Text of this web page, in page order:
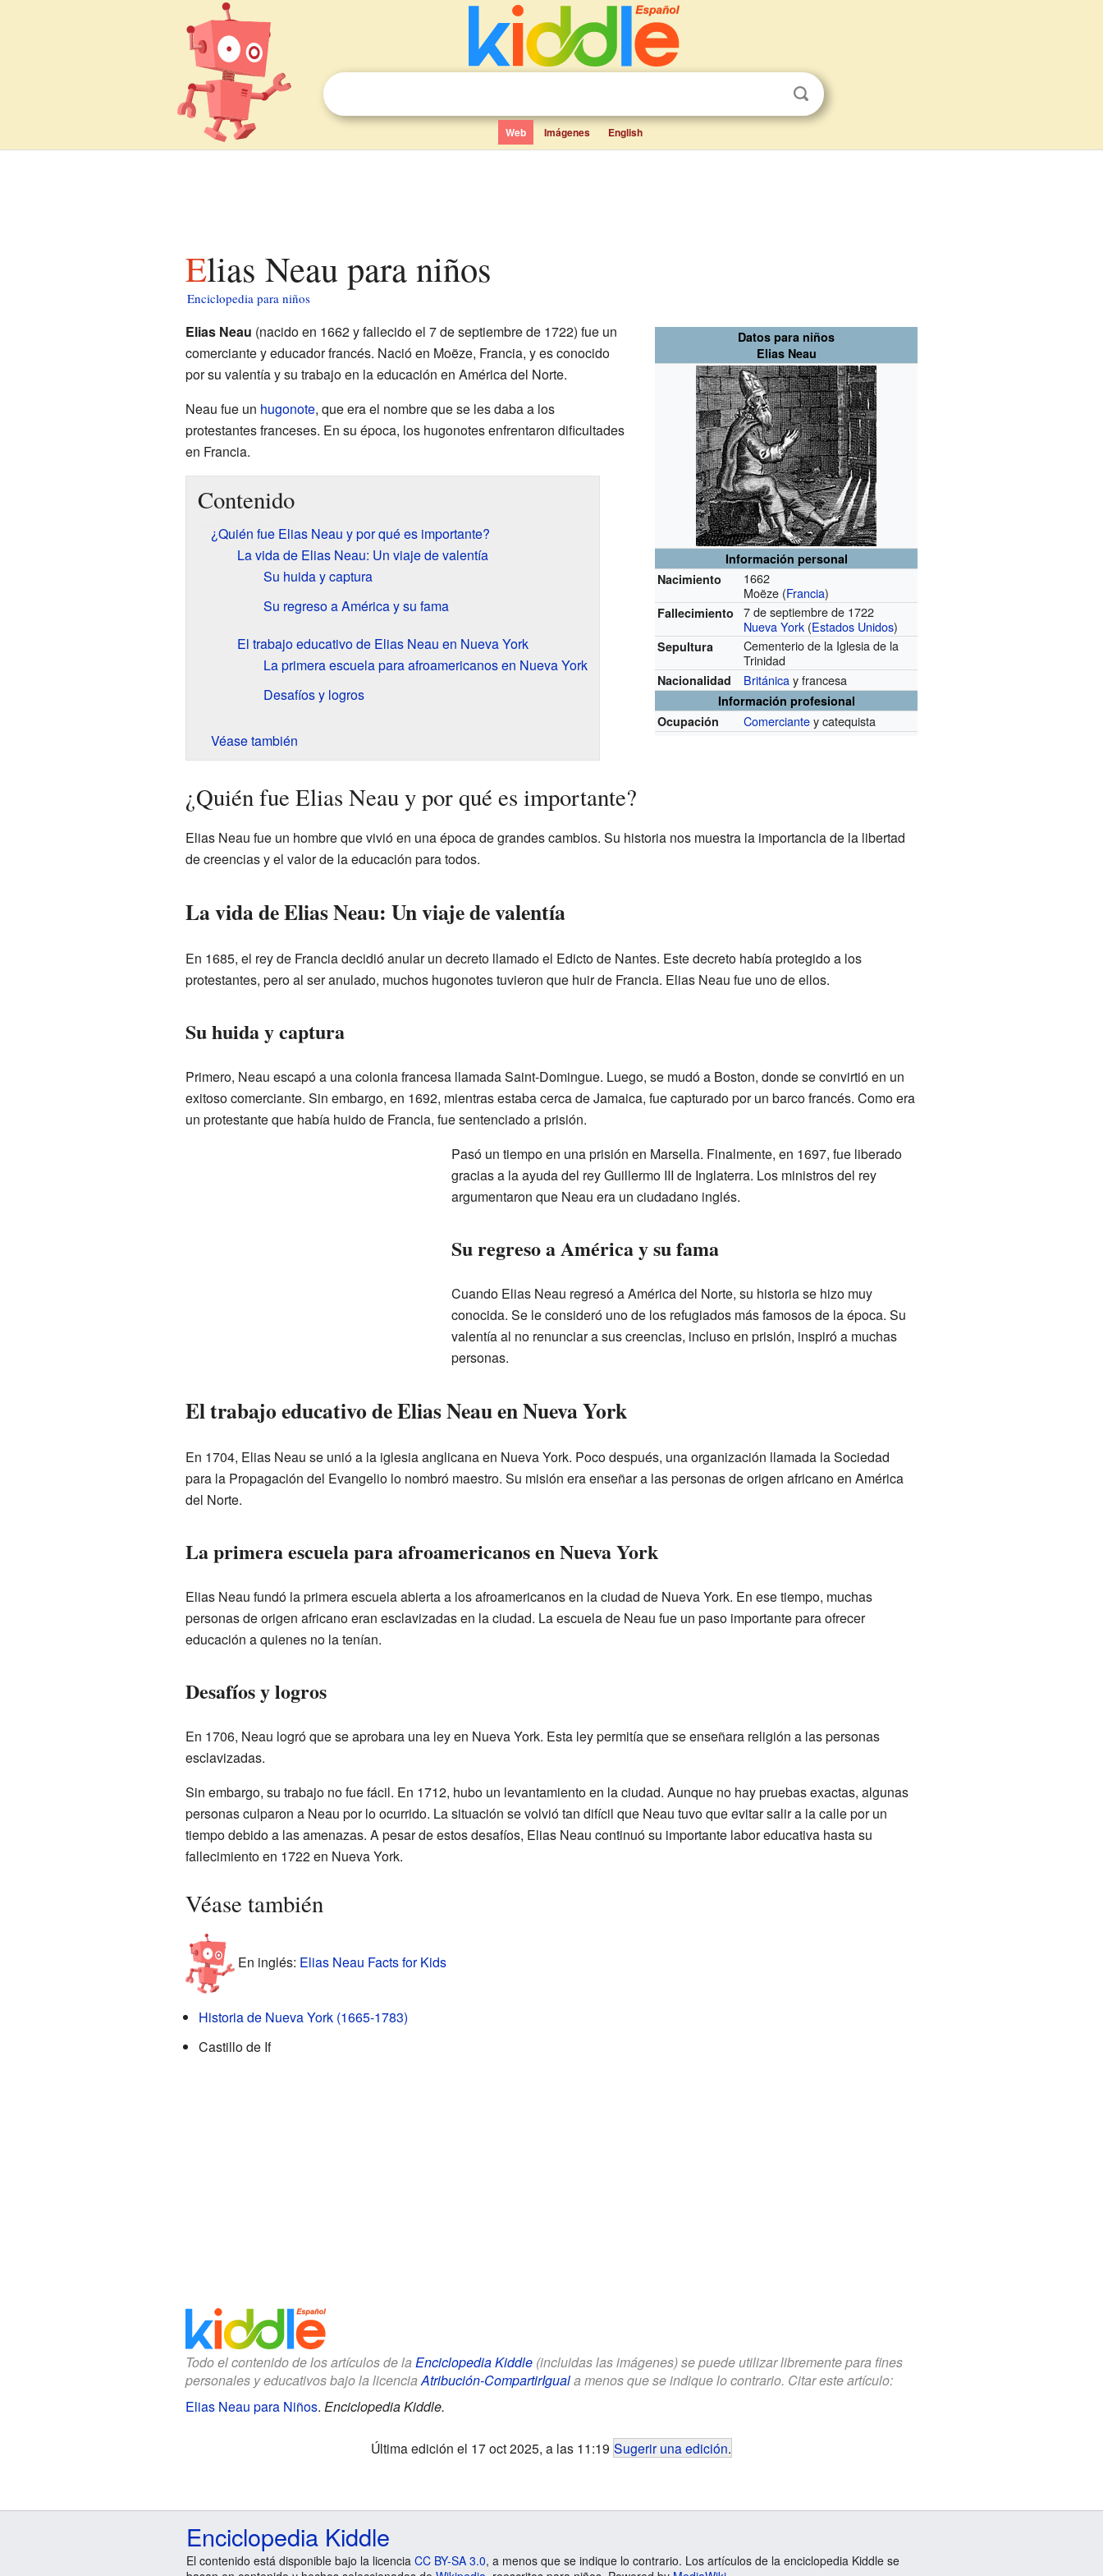
Web Imágenes English
Elias Neau para niños
Enciclopedia para niños
Datos para niños
Elias Neau
Información personal
Nacimiento
1662
Moëze (Francia)
Fallecimiento
7 de septiembre de 1722
Nueva York (Estados Unidos)
Sepultura
Cementerio de la Iglesia de la
Trinidad
Nacionalidad Británicay francesa
Información profesional
Ocupación
Comerciantey catequista
Elias Neau (nacido en 1662 y fallecido el 7 de septiembre de 1722) fue un
comerciante y educador francés. Nació en Moëze, Francia, y es conocido
por su valentía y su trabajo en la educación en América del Norte.
Neau fue un hugonote, que era el nombre que se les daba a los
protestantes franceses. En su época, los hugonotes enfrentaron dificultades
en Francia.
Contenido
¿Quién fue Elias Neau y por qué es importante?
La vida de Elias Neau: Un viaje de valentía
Su huida y captura
Su regreso a América y su fama
El trabajo educativo de Elias Neau en Nueva York
La primera escuela para afroamericanos en Nueva York
Desafíos y logros
Véase también
¿Quién fue Elias Neau y por qué es importante?
Elias Neau fue un hombre que vivió en una época de grandes cambios. Su historia nos muestra la importancia de la libertad
de creencias y el valor de la educación para todos.
La vida de Elias Neau: Un viaje de valentía
En 1685, el rey de Francia decidió anular un decreto llamado el Edicto de Nantes. Este decreto había protegido a los
protestantes, pero al ser anulado, muchos hugonotes tuvieron que huir de Francia. Elias Neau fue uno de ellos.
Su huida y captura
Primero, Neau escapó a una colonia francesa llamada Saint-Domingue. Luego, se mudó a Boston, donde se convirtió en un
exitoso comerciante. Sin embargo, en 1692, mientras estaba cerca de Jamaica, fue capturado por un barco francés. Como era
un protestante que había huido de Francia, fue sentenciado a prisión.
Pasó un tiempo en una prisión en Marsella. Finalmente, en 1697, fue liberado
gracias a la ayuda del rey Guillermo III de Inglaterra. Los ministros del rey
argumentaron que Neau era un ciudadano inglés.
Su regreso a América y su fama
Cuando Elias Neau regresó a América del Norte, su historia se hizo muy
conocida. Se le consideró uno de los refugiados más famosos de la época. Su
valentía al no renunciar a sus creencias, incluso en prisión, inspiró a muchas
personas.
El trabajo educativo de Elias Neau en Nueva York
En 1704, Elias Neau se unió a la iglesia anglicana en Nueva York. Poco después, una organización llamada la Sociedad
para la Propagación del Evangelio lo nombró maestro. Su misión era enseñar a las personas de origen africano en América
del Norte.
La primera escuela para afroamericanos en Nueva York
Elias Neau fundó la primera escuela abierta a los afroamericanos en la ciudad de Nueva York. En ese tiempo, muchas
personas de origen africano eran esclavizadas en la ciudad. La escuela de Neau fue un paso importante para ofrecer
educación a quienes no la tenían.
Desafíos y logros
En 1706, Neau logró que se aprobara una ley en Nueva York. Esta ley permitía que se enseñara religión a las personas
esclavizadas.
Sin embargo, su trabajo no fue fácil. En 1712, hubo un levantamiento en la ciudad. Aunque no hay pruebas exactas, algunas
personas culparon a Neau por lo ocurrido. La situación se volvió tan difícil que Neau tuvo que evitar salir a la calle por un
tiempo debido a las amenazas. A pesar de estos desafíos, Elias Neau continuó su importante labor educativa hasta su
fallecimiento en 1722 en Nueva York.
Véase también
En inglés: Elias Neau Facts for Kids
Historia de Nueva York (1665-1783)
Castillo de If
Todo el contenido de los artículos de la Enciclopedia Kiddle(incluidas las imágenes) se puede utilizar libremente para fines
personales y educativos bajo la licenciaAtribución-CompartirIguala menos que se indique lo contrario. Citar este artículo:
Elias Neau para Niños. Enciclopedia Kiddle.
Última edición el 17 oct 2025, a las 11:19 Sugerir una edición.
Enciclopedia Kiddle
El contenido está disponible bajo la licencia CC BY-SA 3.0, a menos que se indique lo contrario. Los artículos de la enciclopedia Kiddle se